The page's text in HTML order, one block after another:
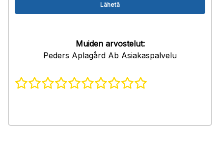
Muiden arvostelut:
Peders Aplagård Ab Asiakaspalvelu